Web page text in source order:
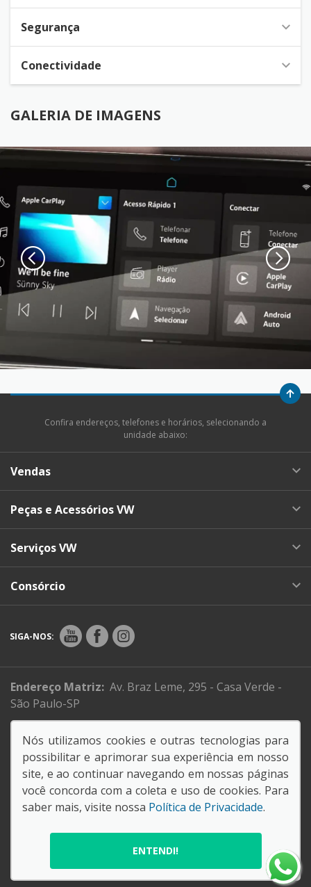
Segurança
Conectividade
GALERIA DE IMAGENS
Confira endereços, telefones e horários, selecionando a
unidade abaixo:
Vendas
Peças e Acessórios VW
Serviços VW
Consórcio
SIGA-NOS:
Endereço Matriz: Av. Braz Leme, 295 - Casa Verde -
São Paulo-SP
Sistema de informações de Créditos (SCR)
Código de Conduta e Ética
61.088.795/0001-26
SORANA COMERCIAL E IMPORTADORA LTDA
Política de privacidade
Nós utilizamos cookies e outras tecnologias para
possibilitar e aprimorar sua experiência em nosso
site, e ao continuar navegando em nossas páginas
você concorda com a coleta e uso de cookies. Para
saber mais, visite nossa Política de Privacidade.
ENTENDI!